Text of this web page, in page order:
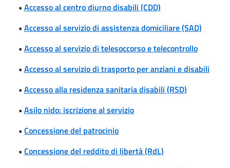
• Accesso al centro diurno disabili (CDD)
• Accesso al servizio di assistenza domiciliare (SAD)
• Accesso al servizio di telesoccorso e telecontrollo
• Accesso al servizio di trasporto per anziani e disabili
• Accesso alla residenza sanitaria disabili (RSD)
• Asilo nido: iscrizione al servizio
• Concessione del patrocinio
• Concessione del reddito di libertà (RdL)